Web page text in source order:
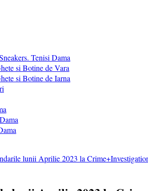
Tenisi Dama
si Botine de Vara
si Botine de Iarna
lunii Aprilie 2023 la